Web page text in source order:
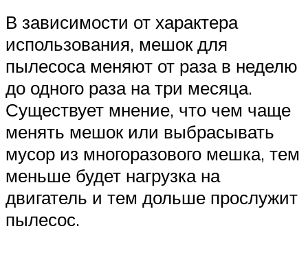
В зависимости от характера
использования, мешок для
пылесоса меняют от раза в неделю
до одного раза на три месяца.
Существует мнение, что чем чаще
менять мешок или выбрасывать
мусор из многоразового мешка, тем
меньше будет нагрузка на
двигатель и тем дольше прослужит
пылесос.